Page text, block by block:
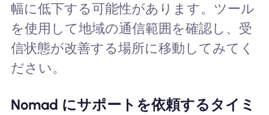
幅に低下する可能性があります。ツール
を使用して地域の通信範囲を確認し、受
信状態が改善する場所に移動してみてく
ださい。
Nomad にサポートを依頼するタイミ